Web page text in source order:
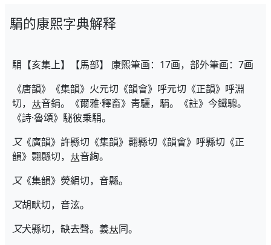
駽的康熙字典解释
駽【亥集上】【馬部】 康熙筆画：17画，部外筆画：7画
《唐韻》《集韻》火元切《韻會》呼元切《正韻》呼淵
切，
音鋗。《爾雅·釋畜》靑驪，駽。《註》今鐵驄。
《詩·魯頌》駜彼乗駽。
又《廣韻》許縣切《集韻》翾縣切《韻會》呼縣切《正
韻》翾縣切，
音絢。
又《集韻》熒絹切，音縣。
又胡畎切，音泫。
又犬縣切，缺去聲。義 同。